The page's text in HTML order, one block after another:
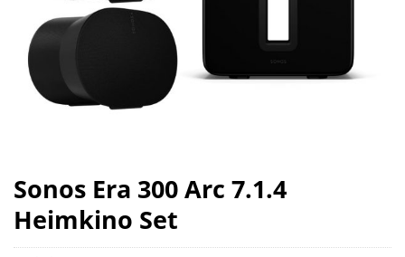
Sonos Era 300 Arc 7.1.4
Heimkino Set